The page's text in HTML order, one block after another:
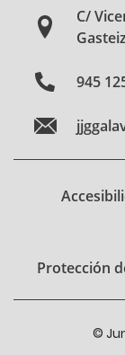
C/
945
Protección
©